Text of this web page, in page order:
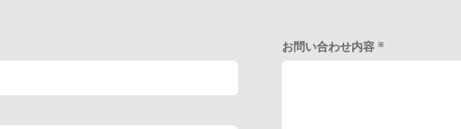
お問い合わせ内容 ※